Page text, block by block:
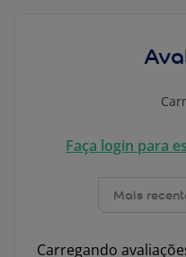
Faça login para
Mais
Carregando